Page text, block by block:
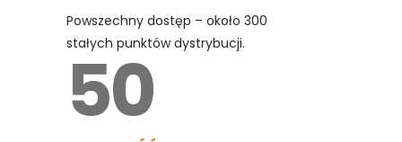
Powszechny dostęp – około 300
stałych punktów dystrybucji.
50